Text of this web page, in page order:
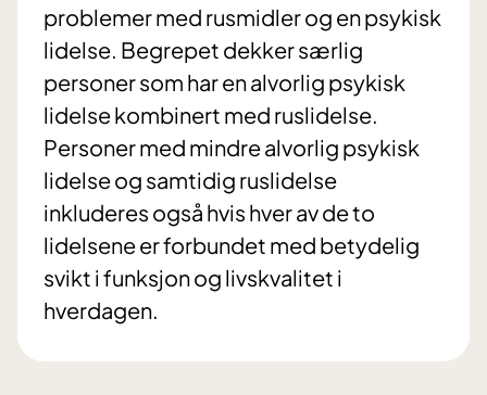
problemer med rusmidler og en psykisk
lidelse. Begrepet dekker særlig
personer som har en alvorlig psykisk
lidelse kombinert med ruslidelse.
Personer med mindre alvorlig psykisk
lidelse og samtidig ruslidelse
inkluderes også hvis hver av de to
lidelsene er forbundet med betydelig
svikt i funksjon og livskvalitet i
hverdagen.